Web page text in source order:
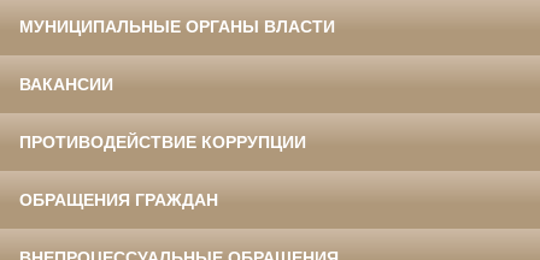
МУНИЦИПАЛЬНЫЕ ОРГАНЫ ВЛАСТИ
ВАКАНСИИ
ПРОТИВОДЕЙСТВИЕ КОРРУПЦИИ
ОБРАЩЕНИЯ ГРАЖДАН